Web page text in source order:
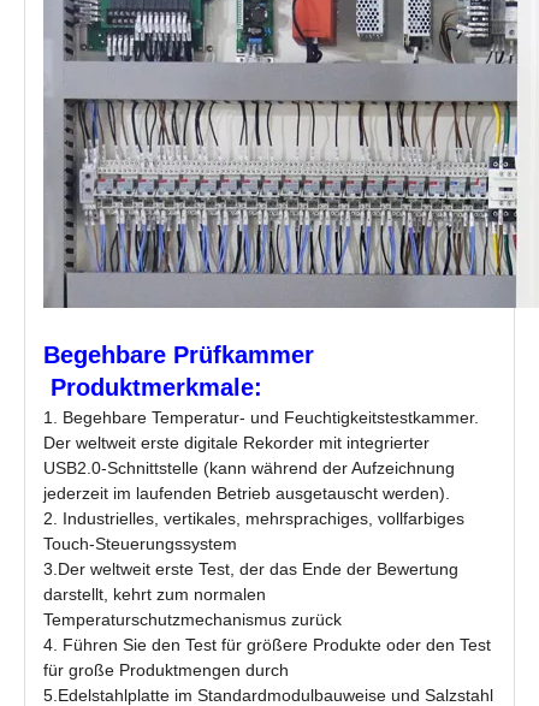
Begehbare Prüfkammer
Produktmerkmale:
1. Begehbare Temperatur- und Feuchtigkeitstestkammer.
Der weltweit erste digitale Rekorder mit integrierter
USB2.0-Schnittstelle (kann während der Aufzeichnung
jederzeit im laufenden Betrieb ausgetauscht werden).
2. Industrielles, vertikales, mehrsprachiges, vollfarbiges
Touch-Steuerungssystem
3.Der weltweit erste Test, der das Ende der Bewertung
darstellt, kehrt zum normalen
Temperaturschutzmechanismus zurück
4. Führen Sie den Test für größere Produkte oder den Test
für große Produktmengen durch
5.Edelstahlplatte im Standardmodulbauweise und Salzstahl